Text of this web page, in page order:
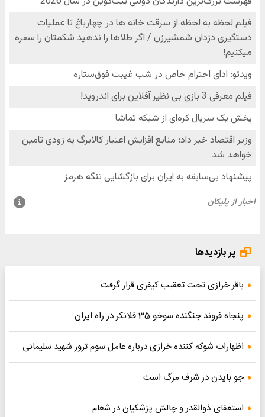
پر بازدیدها
باقر خرازی تحت تعقیب کیفری قرار گرفت
پنجاه فروند جنگنده سوخو 35 فلانکر در راه ایران
اظهارات شوکه کننده خرازی درباره عامل سوم ترور شهید سلیمانی
جو بایدن در شرف مرگ است
استعفای ذوالقدر و چالش پزشکیان در شعام